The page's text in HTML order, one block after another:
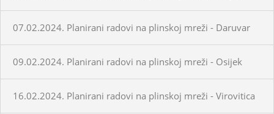
07.02.2024. Planirani radovi na plinskoj mreži - Daruvar
09.02.2024. Planirani radovi na plinskoj mreži - Osijek
16.02.2024. Planirani radovi na plinskoj mreži - Virovitica